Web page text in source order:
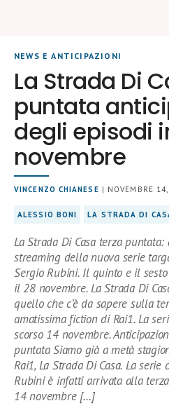
NEWS E ANTICIPAZIONI
La Strada Di
puntata
degli episodi
novembre
VINCENZO CHIANESE | NOVEMBRE
ALESSIO BONI LA STRADA DI
La Strada Di Casa terza puntata:
streaming della nuova serie
Sergio Rubini. Il quinto e il
il 28 novembre. La Strada Di
quello che c’è da sapere sulla
amatissima fiction di Rai1. La
scorso 14 novembre.
puntata Siamo già a metà
Rai1, La Strada Di Casa. La serie
Rubini è infatti arrivata alla
14 novembre […]